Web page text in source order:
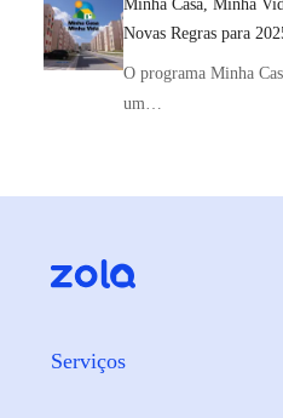
Minha Casa, Minha
Novas Regras para
O programa Minha
um…
Serviços